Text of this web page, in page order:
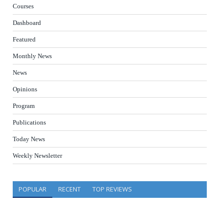
Courses
Dashboard
Featured
Monthly News
News
Opinions
Program
Publications
Today News
Weekly Newsletter
POPULAR RECENT TOP REVIEWS